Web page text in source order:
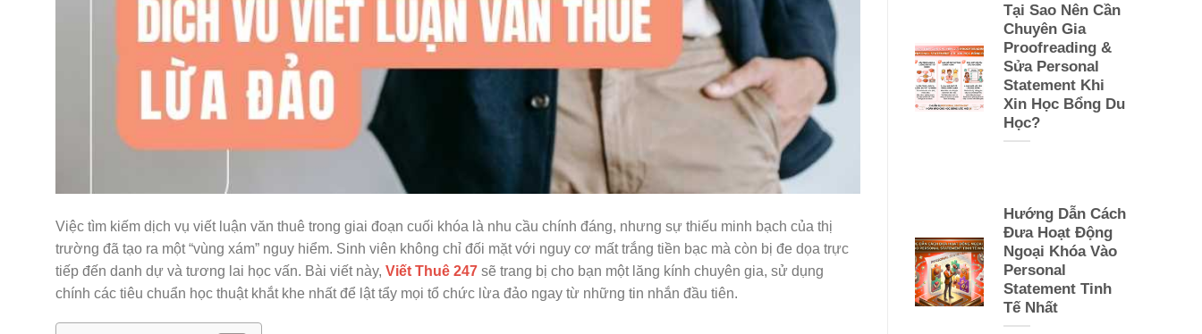
Việc tìm kiếm dịch vụ viết luận văn thuê trong giai đoạn cuối khóa là nhu cầu chính đáng, nhưng sự thiếu minh bạch của thị
trường đã tạo ra một “vùng xám” nguy hiểm. Sinh viên không chỉ đối mặt với nguy cơ mất trắng tiền bạc mà còn bị đe dọa trực
tiếp đến danh dự và tương lai học vấn. Bài viết này, Viết Thuê 247 sẽ trang bị cho bạn một lăng kính chuyên gia, sử dụng
chính các tiêu chuẩn học thuật khắt khe nhất để lật tẩy mọi tổ chức lừa đảo ngay từ những tin nhắn đầu tiên.
Tại Sao Nên Cần
Chuyên Gia
Proofreading &
Sửa Personal
Statement Khi
Xin Học Bổng Du
Học?
Hướng Dẫn Cách
Đưa Hoạt Động
Ngoại Khóa Vào
Personal
Statement Tinh
Tế Nhất